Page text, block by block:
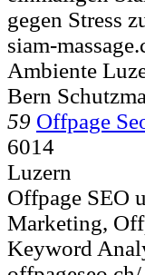
gegen Stress
siam-
Ambiente
Bern
59 Offpage
6014
Luzern
Offpage SEO
Marketing,
Keyword